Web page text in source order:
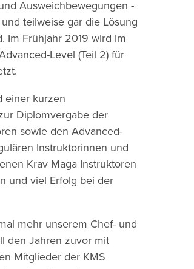
Ausweichbewegungen -
teilweise gar die Lösung
Im Frühjahr 2019 wird im
Level (Teil 2) für
einer kurzen
Diplomvergabe der
sowie den Advanced-
Instruktorinnen und
Krav Maga Instruktoren
und viel Erfolg bei der
mehr unserem Chef- und
den Jahren zuvor mit
Mitglieder der KMS